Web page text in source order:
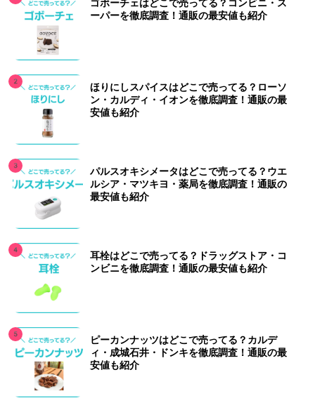
ゴボーチェはどこで売ってる？コンビニ・ス
ーパーを徹底調査！通販の最安値も紹介
ほりにしスパイスはどこで売ってる？ローソ
ン・カルディ・イオンを徹底調査！通販の最
安値も紹介
パルスオキシメータはどこで売ってる？ウエ
ルシア・マツキヨ・薬局を徹底調査！通販の
最安値も紹介
耳栓はどこで売ってる？ドラッグストア・コ
ンビニを徹底調査！通販の最安値も紹介
ピーカンナッツはどこで売ってる？カルデ
ィ・成城石井・ドンキを徹底調査！通販の最
安値も紹介